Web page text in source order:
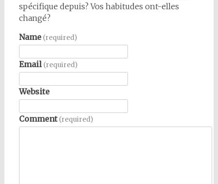
spécifique depuis? Vos habitudes ont-elles
changé?
Name (required)
Email (required)
Website
Comment (required)